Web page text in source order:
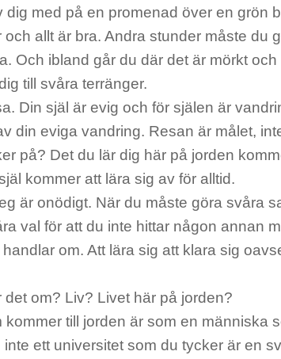
dig med på en promenad över en grön
och allt är bra. Andra stunder måste du
Och ibland går du där det är mörkt
till svåra terränger.
Din själ är evig och för själen är
din eviga vandring. Resan är målet,
på? Det du lär dig här på jorden
kommer att lära sig av för alltid.
är onödigt. När du måste göra svåra
val för att du inte hittar någon annan
om. Att lära sig att klara sig
det om? Liv? Livet här på jorden?
kommer till jorden är som en människa
ett universitet som du tycker är en